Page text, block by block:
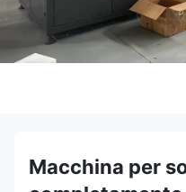
Macchina per